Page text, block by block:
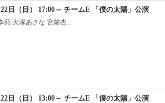
日（日） 17:00～ チームE 「僕の太陽」公演
苑 犬塚あさな 宮前杏...
日（日） 13:00～ チームE 「僕の太陽」公演